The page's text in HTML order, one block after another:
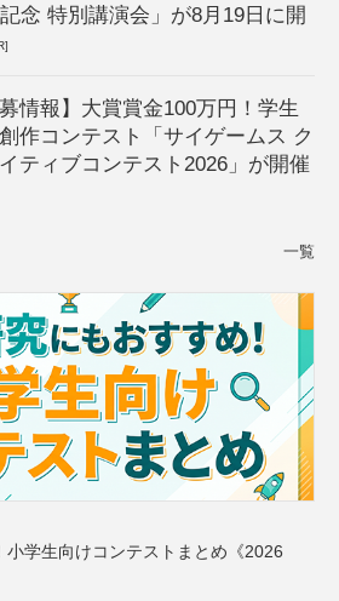
念 特別講演会」が8月19日に開
募情報】大賞賞金100万円！学生
作コンテスト「サイゲームス ク
ティブコンテスト2026」が開催
一覧
小学生向けコンテストまとめ《2026